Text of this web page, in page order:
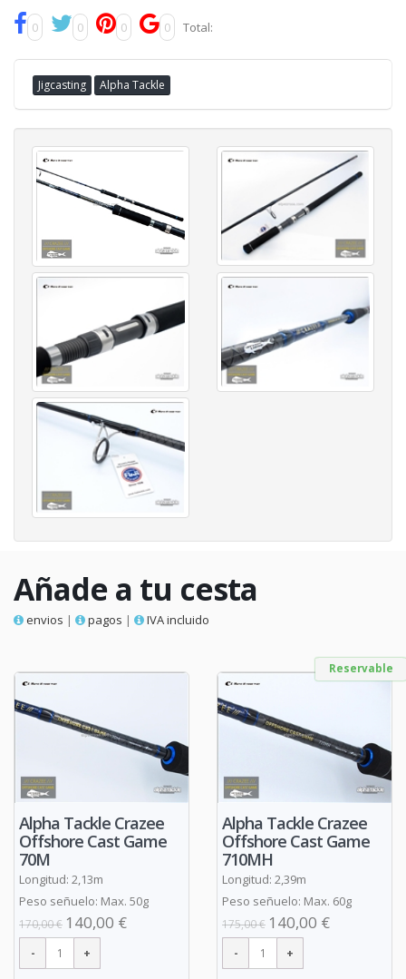
0 0 0 0 Total:
Jigcasting Alpha Tackle
Añade a tu cesta
envios | pagos | IVA incluido
Alpha Tackle Crazee
Offshore Cast Game
70M
Longitud: 2,13m
Peso señuelo: Max. 50g
170,00 € 140,00 €
Reservable
Alpha Tackle Crazee
Offshore Cast Game
710MH
Longitud: 2,39m
Peso señuelo: Max. 60g
175,00 € 140,00 €